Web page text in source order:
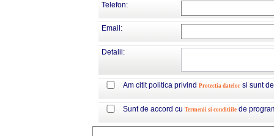
Telefon:
Email:
Detalii:
Am citit politica privind Protectia datelor si sunt
Sunt de accord cu Termenii si conditiile de